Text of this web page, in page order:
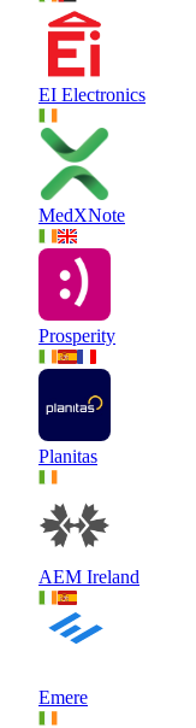
EI Electronics
MedXNote
Prosperity
Planitas
AEM Ireland
Emere